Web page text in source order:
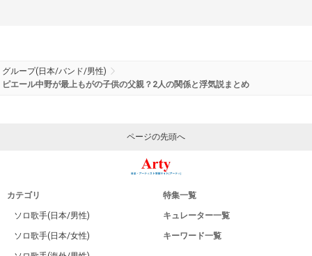
グループ(日本/バンド/男性)
ピエール中野が最上もがの子供の父親？2人の関係と浮気説まとめ
ページの先頭へ
カテゴリ
ソロ歌手(日本/男性)
ソロ歌手(日本/女性)
特集一覧
キュレーター一覧
キーワード一覧